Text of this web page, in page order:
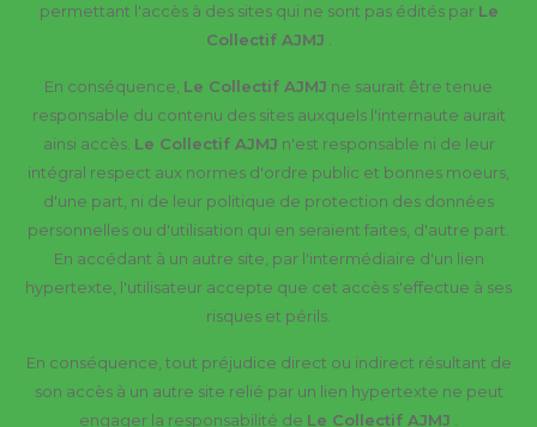
permettant l'accès à des sites qui ne sont pas édités par Le
Collectif AJMJ
En conséquence, Le Collectif AJMJ ne saurait être tenue
responsable du contenu des sites auxquels l'internaute aurait
ainsi accès. Le Collectif AJMJ n'est responsable ni de leur
intégral respect aux normes d'ordre public et bonnes moeurs,
d'une part, ni de leur politique de protection des données
personnelles ou d'utilisation qui en seraient faites, d'autre part.
En accédant à un autre site, par l'intermédiaire d'un lien
hypertexte, l'utilisateur accepte que cet accès s'effectue à ses
risques et périls.
En conséquence, tout préjudice direct ou indirect résultant de
son accès à un autre site relié par un lien hypertexte ne peut
engager la responsabilité de Le Collectif AJMJ